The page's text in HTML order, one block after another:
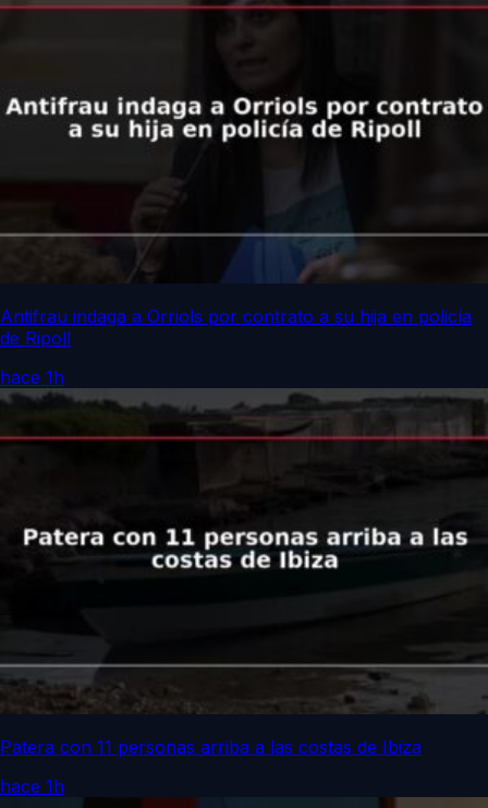
Antifrau indaga a Orriols por contrato a su hija en policía
de Ripoll
hace 1h
Patera con 11 personas arriba a las costas de Ibiza
hace 1h